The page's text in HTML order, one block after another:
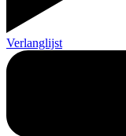
Verlanglijst